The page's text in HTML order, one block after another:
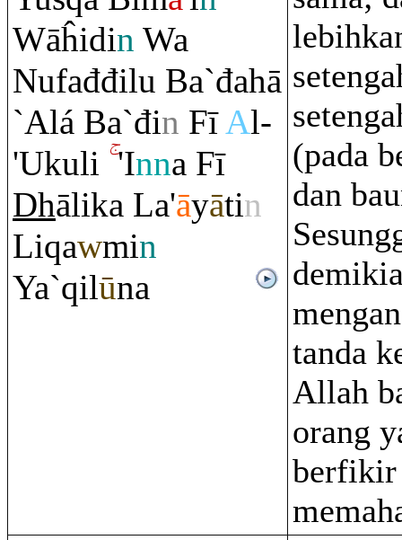
Wāĥidin Wa
Nufađđilu Ba`đahā
`Alá Ba`đin FīAl-
'Ukuli 'Inna Fī
Dhālika La'āyātin
Liqawmin
Ya`qilūna
(pada
dan
tanda
Allah
orang
berfikir